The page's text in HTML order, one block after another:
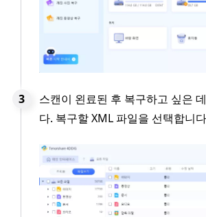
스캔이 왼료된 후 복구하고 싶은
다. 복구할 XML 파일을 선택합니